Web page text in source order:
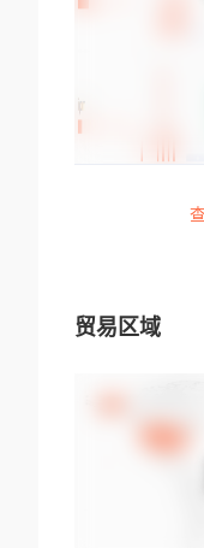
贸易区域